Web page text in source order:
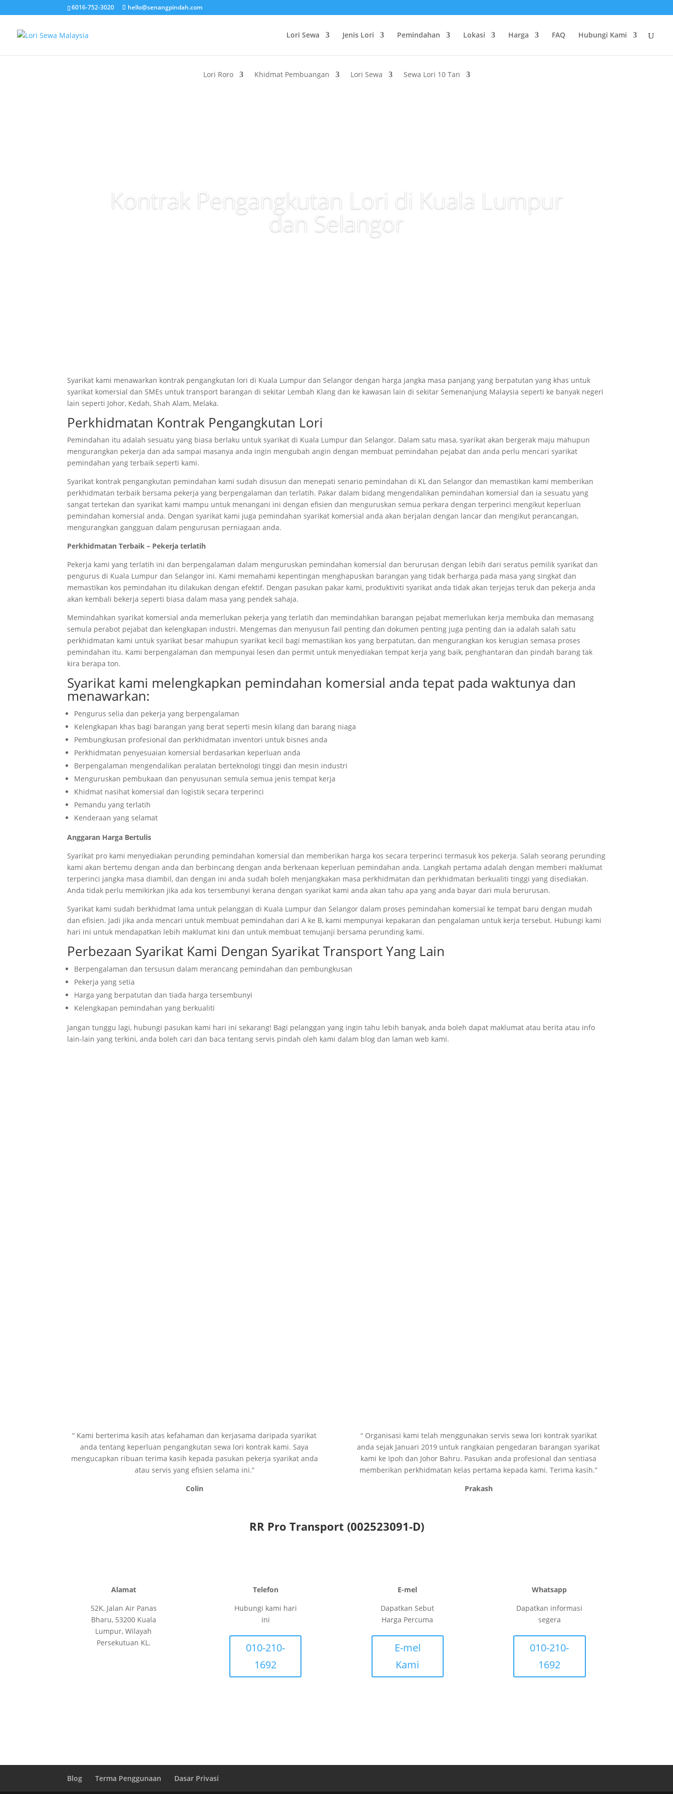
6016-752-3020 hello@senangpindah.com
Lori Sewa Jenis Lori Pemindahan Lokasi Harga FAQ Hubungi Kami
Lori Roro Khidmat Pembuangan Lori Sewa Sewa Lori 10 Tan
Kontrak Pengangkutan Lori di Kuala Lumpur
dan Selangor
Syarikat kami menawarkan kontrak pengangkutan lori di Kuala Lumpur dan Selangor dengan harga jangka masa panjang yang berpatutan yang khas untuk
syarikat komersial dan SMEs untuk transport barangan di sekitar Lembah Klang dan ke kawasan lain di sekitar Semenanjung Malaysia seperti ke banyak negeri
lain seperti Johor, Kedah, Shah Alam, Melaka.
Perkhidmatan Kontrak Pengangkutan Lori
Pemindahan itu adalah sesuatu yang biasa berlaku untuk syarikat di Kuala Lumpur dan Selangor. Dalam satu masa, syarikat akan bergerak maju mahupun
mengurangkan pekerja dan ada sampai masanya anda ingin mengubah angin dengan membuat pemindahan pejabat dan anda perlu mencari syarikat
pemindahan yang terbaik seperti kami.
Syarikat kontrak pengangkutan pemindahan kami sudah disusun dan menepati senario pemindahan di KL dan Selangor dan memastikan kami memberikan
perkhidmatan terbaik bersama pekerja yang berpengalaman dan terlatih. Pakar dalam bidang mengendalikan pemindahan komersial dan ia sesuatu yang
sangat tertekan dan syarikat kami mampu untuk menangani ini dengan efisien dan menguruskan semua perkara dengan terperinci mengikut keperluan
pemindahan komersial anda. Dengan syarikat kami juga pemindahan syarikat komersial anda akan berjalan dengan lancar dan mengikut perancangan,
mengurangkan gangguan dalam pengurusan perniagaan anda.
Perkhidmatan Terbaik – Pekerja terlatih
Pekerja kami yang terlatih ini dan berpengalaman dalam menguruskan pemindahan komersial dan berurusan dengan lebih dari seratus pemilik syarikat dan
pengurus di Kuala Lumpur dan Selangor ini. Kami memahami kepentingan menghapuskan barangan yang tidak berharga pada masa yang singkat dan
memastikan kos pemindahan itu dilakukan dengan efektif. Dengan pasukan pakar kami, produktiviti syarikat anda tidak akan terjejas teruk dan pekerja anda
akan kembali bekerja seperti biasa dalam masa yang pendek sahaja.
Memindahkan syarikat komersial anda memerlukan pekerja yang terlatih dan memindahkan barangan pejabat memerlukan kerja membuka dan memasang
semula perabot pejabat dan kelengkapan industri. Mengemas dan menyusun fail penting dan dokumen penting juga penting dan ia adalah salah satu
perkhidmatan kami untuk syarikat besar mahupun syarikat kecil bagi memastikan kos yang berpatutan, dan mengurangkan kos kerugian semasa proses
pemindahan itu. Kami berpengalaman dan mempunyai lesendan permit untuk menyediakantempat kerjayang baik, penghantaran dan pindah barang tak
kira berapa ton.
Syarikat kami melengkapkan pemindahan komersial anda tepat pada waktunya dan
menawarkan:
Pengurus selia dan pekerja yang berpengalaman
Kelengkapan khas bagi barangan yang berat seperti mesin kilang dan barang niaga
Pembungkusan profesional dan perkhidmatan inventori untuk bisnes anda
Perkhidmatan penyesuaian komersial berdasarkan keperluan anda
Berpengalaman mengendalikan peralatan berteknologi tinggi dan mesin industri
Menguruskan pembukaan dan penyusunan semula semua jenis tempat kerja
Khidmat nasihat komersial dan logistik secara terperinci
Pemandu yang terlatih
Kenderaan yang selamat
Anggaran Harga Bertulis
Syarikat pro kami menyediakan perunding pemindahan komersial dan memberikan harga kos secara terperinci termasuk kos pekerja. Salah seorang perunding
kami akan bertemu dengan anda dan berbincang dengan anda berkenaan keperluan pemindahan anda. Langkah pertama adalah dengan memberi maklumat
terperinci jangka masa diambil, dan dengan ini anda sudah boleh menjangkakan masa perkhidmatan dan perkhidmatan berkualiti tinggi yang disediakan.
Anda tidak perlu memikirkan jika ada kos tersembunyi kerana dengan syarikat kami anda akan tahu apa yang anda bayar dari mula berurusan.
Syarikat kami sudah berkhidmat lama untuk pelanggan di Kuala Lumpur dan Selangor dalam proses pemindahan komersial ke tempat baru dengan mudah
dan efisien. Jadi jika anda mencari untuk membuat pemindahan dari A ke B, kami mempunyai kepakaran dan pengalaman untuk kerja tersebut. Hubungi kami
hari ini untuk mendapatkan lebih maklumat kini dan untuk membuat temujanji bersama perunding kami.
Perbezaan Syarikat Kami Dengan Syarikat Transport Yang Lain
Berpengalaman dan tersusun dalam merancang pemindahan dan pembungkusan
Pekerja yang setia
Harga yang berpatutan dan tiada harga tersembunyi
Kelengkapan pemindahan yang berkualiti
Jangan tunggu lagi, hubungi pasukan kami hari ini sekarang! Bagi pelanggan yang ingin tahu lebih banyak, anda boleh dapat maklumat atau berita atau info
lain-lain yang terkini, anda boleh cari dan baca tentang servis pindah oleh kami dalam blog dan laman web kami.
“ Kami berterima kasih atas kefahaman dan kerjasama daripada syarikat
anda tentang keperluan pengangkutan sewa lori kontrak kami. Saya
mengucapkan ribuan terima kasih kepada pasukan pekerja syarikat anda
atau servis yang efisien selama ini.”
Colin
“ Organisasi kami telah menggunakan servis sewa lori kontrak syarikat
anda sejak Januari 2019 untuk rangkaian pengedaran barangan syarikat
kami ke Ipoh dan Johor Bahru. Pasukan anda profesional dan sentiasa
memberikan perkhidmatan kelas pertama kepada kami. Terima kasih.”
Prakash
RR Pro Transport (002523091-D)
Alamat
52K, Jalan Air Panas
Bharu, 53200 Kuala
Lumpur, Wilayah
Persekutuan KL.
Telefon
Hubungi kami hari
ini
010-210-
1692
E-mel
Dapatkan Sebut
Harga Percuma
E-mel
Kami
Whatsapp
Dapatkan informasi
segera
010-210-
1692
Blog Terma Penggunaan Dasar Privasi